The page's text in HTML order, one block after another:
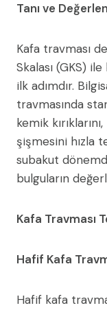
Tanı ve
Kafa travması
Skalası (GKS)
ilk adımdır.
travmasında
kemik
şişmesini hızla
subakut
bulguların
Kafa Travması
Hafif Kafa
Hafif kafa